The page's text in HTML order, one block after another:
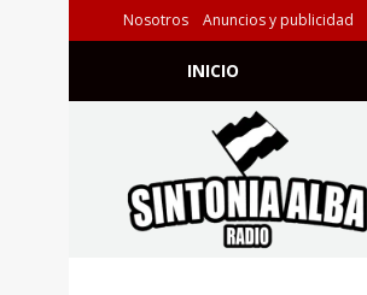
Nosotros Anuncios y publicidad
INICIO